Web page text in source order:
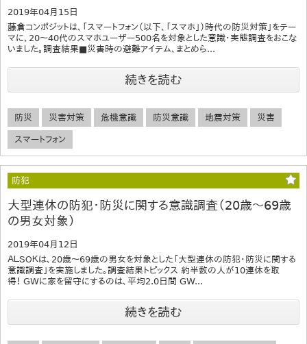
2019年04月15日
藤倉コンポジットは、「スマートフォン（以下、「スマホ」）時代の防災対策」をテー
マに、20～40代のスマホユーザー500名を対象とした意識・実態調査をおこな
いました。調査結果■災害時の避難アイテム、まとめら...
続きを読む
防災 災害対策 危機意識 防災意識 地震対策 災害
スマートフォン
防犯
大型連休の防犯・防災に関する意識調査（20歳～69歳
の男女対象）
2019年04月12日
ＡＬＳＯＫは、20歳～69歳の男女を対象とした「大型連休の防犯・防災に関する
意識調査」を実施しました。調査結果トピックス 約半数の人が10連休を取
得！ GWに家を留守にするのは、平均2.0日間 GW...
続きを読む